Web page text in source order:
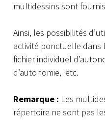
multidessins sont
Ainsi, les possibilités
activité ponctuelle dans
fichier individuel
d’autonomie, etc.
Remarque : Les
répertoire ne sont pas